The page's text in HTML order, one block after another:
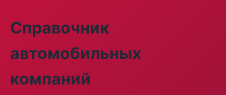
Справочник
автомобильных
компаний